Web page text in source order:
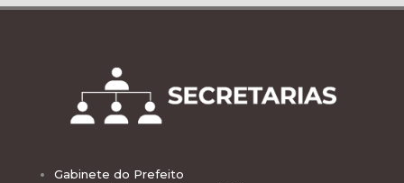
Gabinete do Prefeito